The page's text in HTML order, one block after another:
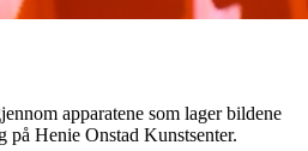
apparatene som lager bildene
Henie Onstad Kunstsenter.